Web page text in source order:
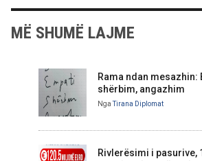
MË SHUMË LAJME
Rama ndan mesazhin:
shërbim, angazhim
NgaTirana Diplomat
Rivlerësimi i pasurive,